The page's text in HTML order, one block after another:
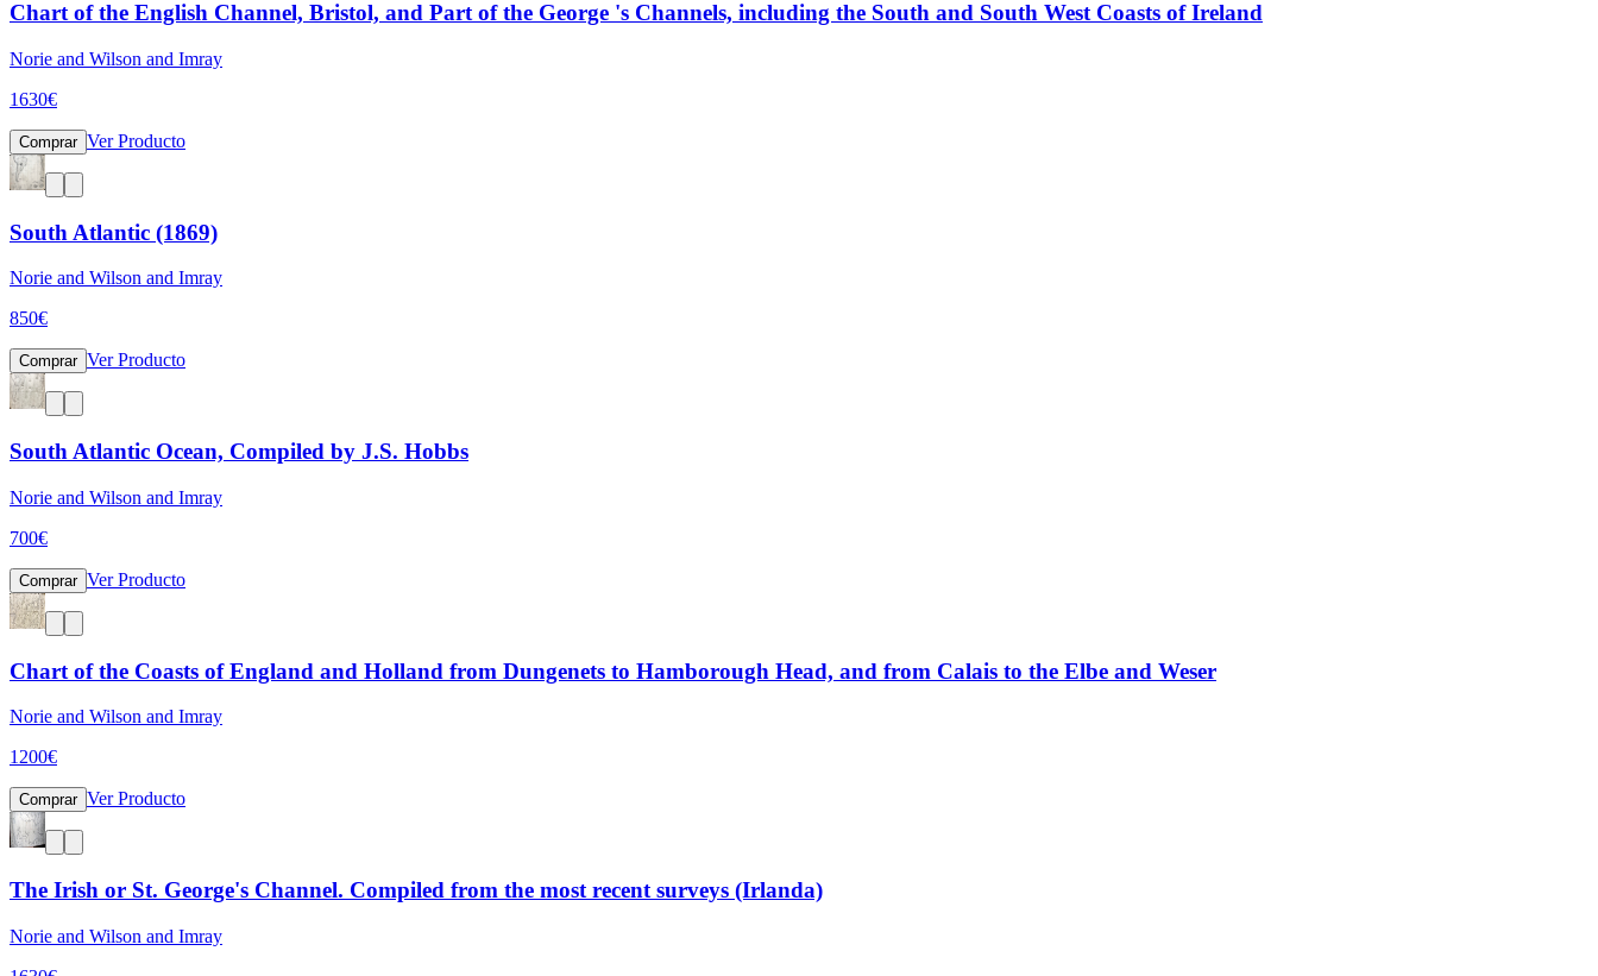
Chart of the English Channel, Bristol, and Part of the George 's Channels, including the South and South West Coasts of Ireland
Norie and Wilson and Imray
1630€
Comprar Ver Producto
South Atlantic (1869)
Norie and Wilson and Imray
850€
Comprar Ver Producto
South Atlantic Ocean, Compiled by J.S. Hobbs
Norie and Wilson and Imray
700€
Comprar Ver Producto
Chart of the Coasts of England and Holland from Dungenets to Hamborough Head, and from Calais to the Elbe and Weser
Norie and Wilson and Imray
1200€
Comprar Ver Producto
The Irish or St. George's Channel. Compiled from the most recent surveys (Irlanda)
Norie and Wilson and Imray